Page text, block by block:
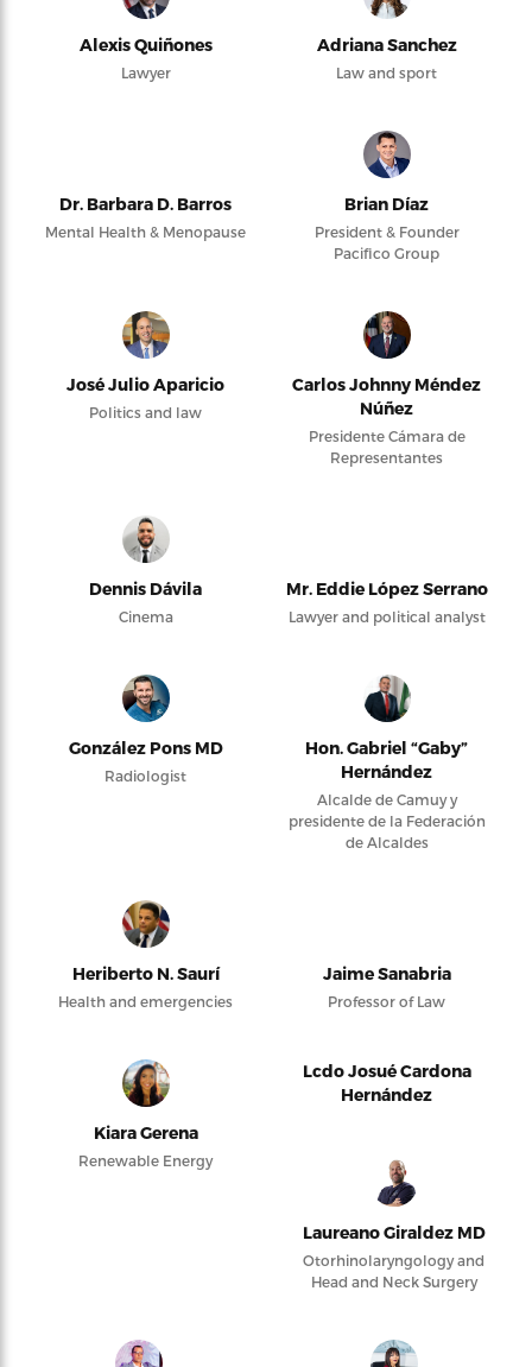
Alexis Quiñones
Lawyer
Adriana Sanchez
Law and sport
Dr. Barbara D. Barros
Mental Health & Menopause
Brian Díaz
President & Founder
Pacifico Group
José Julio Aparicio
Politics and law
Carlos Johnny Méndez
Núñez
Presidente Cámara de
Representantes
Dennis Dávila
Cinema
Mr. Eddie López Serrano
Lawyer and political analyst
González Pons MD
Radiologist
Hon. Gabriel “Gaby”
Hernández
Alcalde de Camuy y
presidente de la Federación
de Alcaldes
Heriberto N. Saurí
Health and emergencies
Jaime Sanabria
Professor of Law
Kiara Gerena
Renewable Energy
Lcdo Josué Cardona
Hernández
Laureano Giraldez MD
Otorhinolaryngology and
Head and Neck Surgery